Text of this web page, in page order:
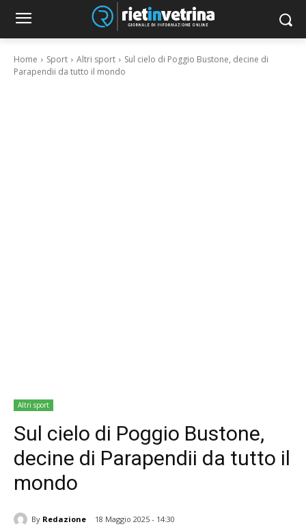
Home Sport Altri sport
Sul cielo di Poggio Bustone, decine di
Parapendii da tutto il mondo
Altri sport
Sul cielo di Poggio Bustone,
decine di Parapendii da tutto il
mondo
By Redazione 18 Maggio 2025 - 14:30